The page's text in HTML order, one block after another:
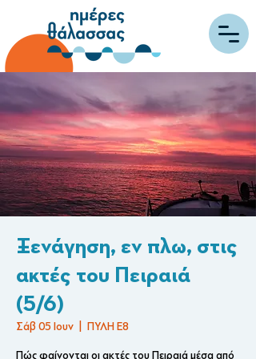
Ξενάγηση, εν πλω, στις
ακτές του Πειραιά
(5/6)
Σάβ 05 Ιουν ΠΥΛΗ Ε8
Πώς φαίνονται οι ακτές του Πειραιά μέσα από